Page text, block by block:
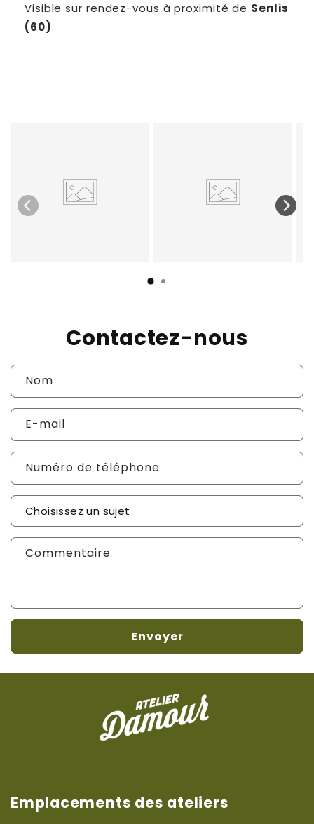
Visible sur rendez-vous à proximité de Senlis
(60).
Contactez-nous
Nom
E-mail
Numéro de téléphone
Sujet de votre demande
Commentaire
Envoyer
Emplacements des ateliers